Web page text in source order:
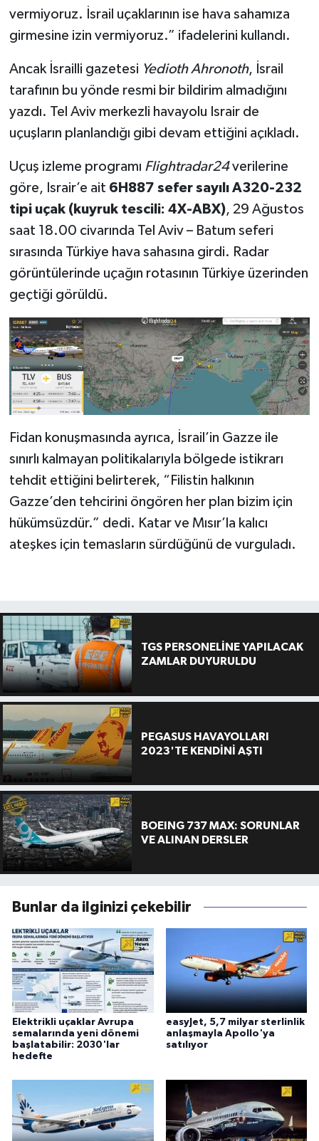
vermiyoruz. İsrail uçaklarının ise hava sahamıza
girmesine izin vermiyoruz.” ifadelerini kullandı.
Ancak İsrailli gazetesi Yedioth Ahronoth, İsrail
tarafının bu yönde resmi bir bildirim almadığını
yazdı. Tel Aviv merkezli havayolu Israir de
uçuşların planlandığı gibi devam ettiğini açıkladı.
Uçuş izleme programı Flightradar24verilerine
göre, Israir’e ait 6H887 sefer sayılı A320-232
tipi uçak (kuyruk tescili: 4X-ABX), 29 Ağustos
saat 18.00 civarında Tel Aviv – Batum seferi
sırasında Türkiye hava sahasına girdi. Radar
görüntülerinde uçağın rotasının Türkiye üzerinden
geçtiği görüldü.
Fidan konuşmasında ayrıca, İsrail’in Gazze ile
sınırlı kalmayan politikalarıyla bölgede istikrarı
tehdit ettiğini belirterek, “Filistin halkının
Gazze’den tehcirini öngören her plan bizim için
hükümsüzdür.” dedi. Katar ve Mısır’la kalıcı
ateşkes için temasların sürdüğünü de vurguladı.
TGS PERSONELİNE YAPILACAK
ZAMLAR DUYURULDU
PEGASUS HAVAYOLLARI
2023'TE KENDİNİ AŞTI
BOEING 737 MAX: SORUNLAR
VE ALINAN DERSLER
Bunlar da ilginizi çekebilir
Elektrikli uçaklar Avrupa
semalarında yeni dönemi
başlatabilir: 2030'lar
hedefte
easyJet, 5,7 milyar sterlinlik
anlaşmayla Apollo'ya
satılıyor